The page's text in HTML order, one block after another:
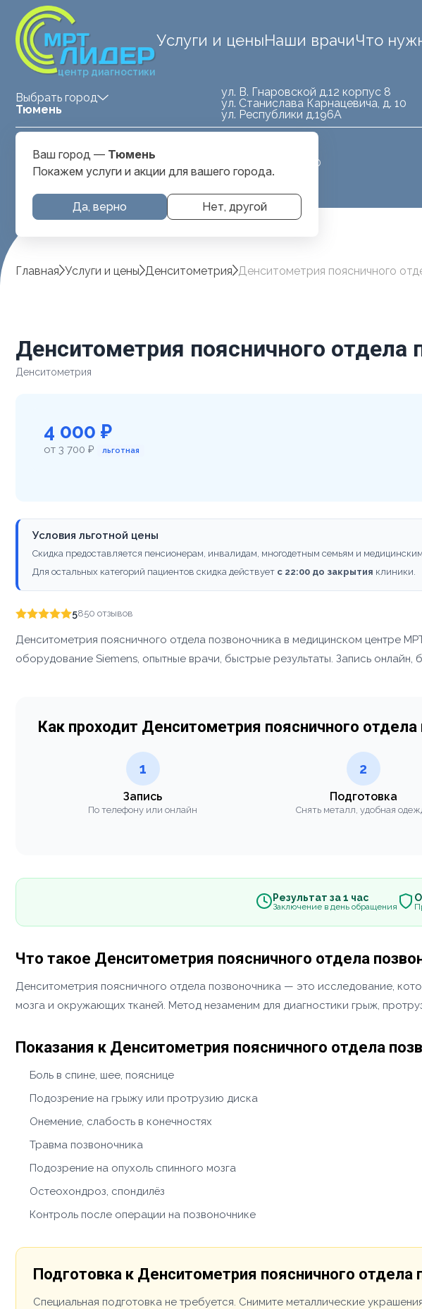
центр диагностики
Услуги и ценыНаши врачиЧто
Выбрать город
Тюмень
Тюмень
ул. В. Гнаровской д.12 корпус 8
ул. Станислава Карнацевича, д. 10
ул. Республики д.196А
Карнацевича, д. 10
Ваш город — Тюмень
Покажем услуги и акции для вашего города.
Да, верно Нет, другой
Главная Услуги и цены Денситометрия Денситометрия поясничного
Денситометрия поясничного
Денситометрия
4 000 ₽
от 3 700 ₽ льготная
Условия льготной цены
Скидка предоставляется пенсионерам, инвалидам, многодетным семьям и
Для остальных категорий пациентов скидка действует с 22:00 до закрытия клиники.
5850 отзывов
Денситометрия поясничного отдела позвоночника в медицинском центре
оборудование Siemens, опытные врачи, быстрые результаты. Запись онлайн,
Как проходит Денситометрия поясничного отдела
1
Запись
По телефону или онлайн
2
Подготовка
Снять металл, удобная
Результат за 1 час
Заключение в день обращения
Что такое Денситометрия поясничного отдела
Денситометрия поясничного отдела позвоночника — это исследование,
мозга и окружающих тканей. Метод незаменим для диагностики грыж,
Показания к Денситометрия поясничного отдела
Боль в спине, шее, пояснице
Подозрение на грыжу или протрузию диска
Онемение, слабость в конечностях
Травма позвоночника
Подозрение на опухоль спинного мозга
Остеохондроз, спондилёз
Контроль после операции на позвоночнике
Подготовка к Денситометрия поясничного отдела
Специальная подготовка не требуется. Снимите металлические